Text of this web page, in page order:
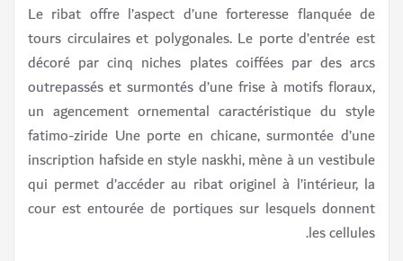
Le ribat offre l’aspect d’une forteresse flanquée de
tours circulaires et polygonales. Le porte d’entrée est
décoré par cinq niches plates coiffées par des arcs
outrepassés et surmontés d’une frise à motifs floraux,
un agencement ornemental caractéristique du style
fatimo-ziride Une porte en chicane, surmontée d’une
inscription hafside en style naskhi, mène à un vestibule
qui permet d’accéder au ribat originel à l’intérieur, la
cour est entourée de portiques sur lesquels donnent
les cellules.